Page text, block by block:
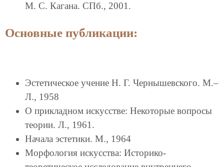
М. С. Кагана. СПб., 2001.
Основные публикации:
Эстетическое учение Н. Г. Чернышевского. М.–
Л., 1958
О прикладном искусстве: Некоторые вопросы
теории. Л., 1961.
Начала эстетики. М., 1964
Морфология искусства: Историко-